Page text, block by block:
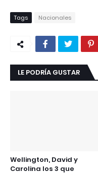
Tags Nacionales
LE PODRÍA GUSTAR
Wellington, David y
Carolina los 3 que